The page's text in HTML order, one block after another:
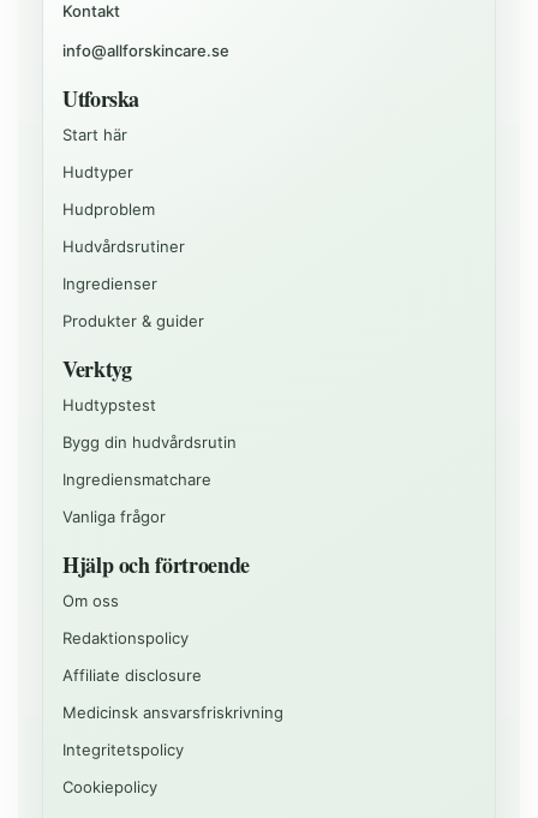
Kontakt
info@allforskincare.se
Utforska
Start här
Hudtyper
Hudproblem
Hudvårdsrutiner
Ingredienser
Produkter & guider
Verktyg
Hudtypstest
Bygg din hudvårdsrutin
Ingrediensmatchare
Vanliga frågor
Hjälp och förtroende
Om oss
Redaktionspolicy
Affiliate disclosure
Medicinsk ansvarsfriskrivning
Integritetspolicy
Cookiepolicy